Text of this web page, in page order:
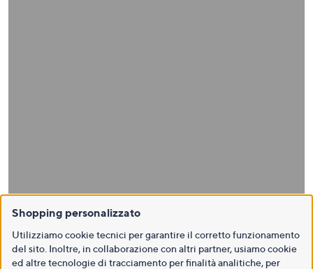
Shopping personalizzato
Utilizziamo cookie tecnici per garantire il corretto funzionamento
del sito. Inoltre, in collaborazione con altri partner, usiamo cookie
ed altre tecnologie di tracciamento per finalità analitiche, per